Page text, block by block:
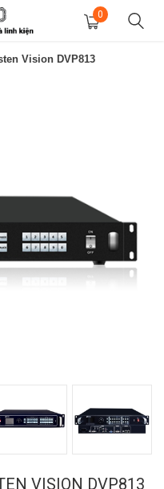
0
Vision DVP813
VISION DVP813